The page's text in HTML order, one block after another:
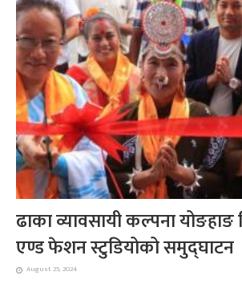
ढाका व्यावसायी कल्पना योङहाङ
एण्ड फेशन स्टुडियोको समुद्घाटन
August 25, 2024